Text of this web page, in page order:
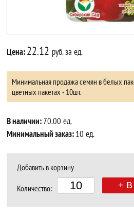
Цена:22.12 руб. за ед.
Минимальная продажа семян в белых
цветных пакетах - 10шт.
В наличии:70.00 ед.
Минимальный заказ:10 ед.
Добавить в корзину
Количество: + В